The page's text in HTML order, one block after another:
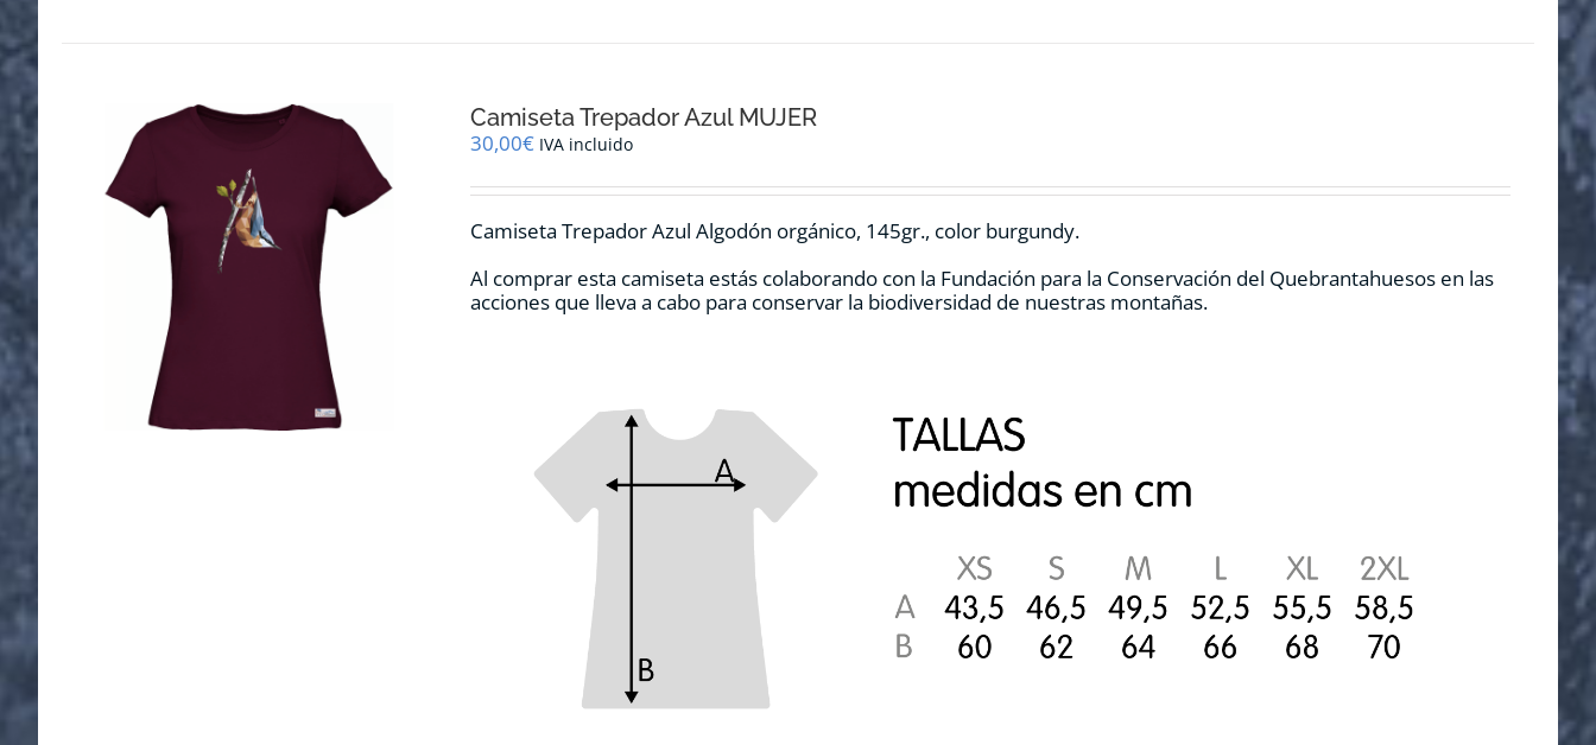
opciones
elegir
la
de
producto
Camiseta Trepador Azul MUJER
30,00€ IVA incluido
Camiseta Trepador Azul Algodón orgánico, 145gr., color burgundy.
Al comprar esta camiseta estás colaborando con la Fundación para la Conservación del Quebrantahuesos en las
acciones que lleva a cabo para conservar la biodiversidad de nuestras montañas.